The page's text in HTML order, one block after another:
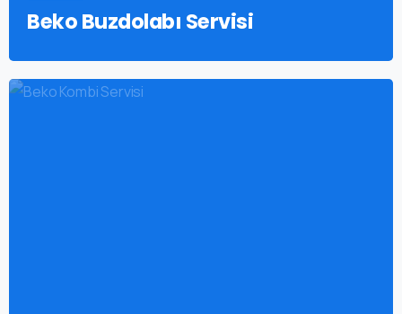
Beko Buzdolabı Servisi